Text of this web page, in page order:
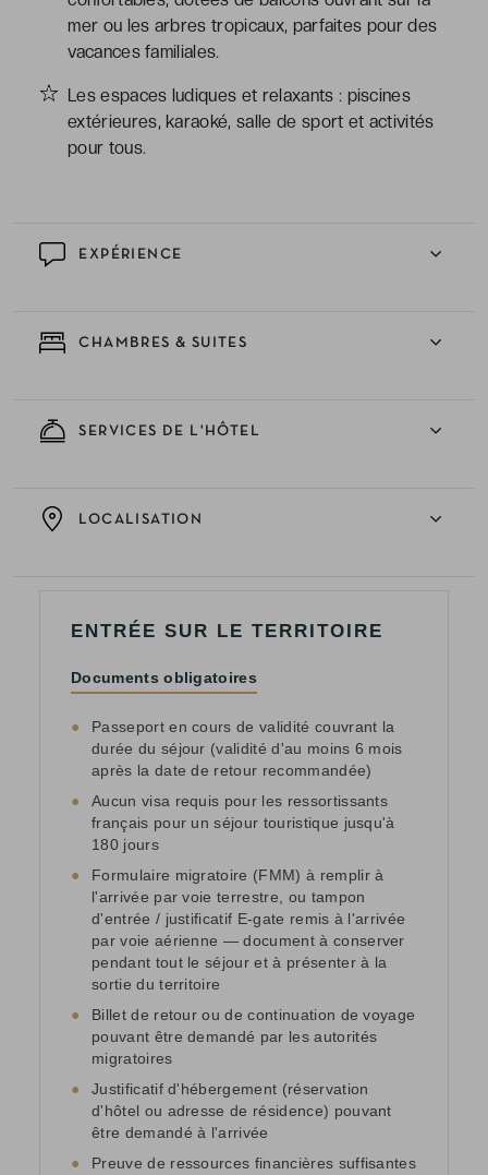
mer ou les arbres tropicaux, parfaites pour des
vacances familiales.
Les espaces ludiques et relaxants : piscines
extérieures, karaoké, salle de sport et activités
pour tous.
EXPÉRIENCE
CHAMBRES & SUITES
SERVICES DE L'HÔTEL
LOCALISATION
ENTRÉE SUR LE TERRITOIRE
Documents obligatoires
●
Passeport en cours de validité couvrant la
durée du séjour (validité d'au moins 6 mois
après la date de retour recommandée)
●
Aucun visa requis pour les ressortissants
français pour un séjour touristique jusqu'à
180 jours
●
Formulaire migratoire (FMM) à remplir à
l'arrivée par voie terrestre, ou tampon
d'entrée / justificatif E-gate remis à l'arrivée
par voie aérienne — document à conserver
pendant tout le séjour et à présenter à la
sortie du territoire
●
Billet de retour ou de continuation de voyage
pouvant être demandé par les autorités
migratoires
●
Justificatif d'hébergement (réservation
d'hôtel ou adresse de résidence) pouvant
être demandé à l'arrivée
●
Preuve de ressources financières suffisantes